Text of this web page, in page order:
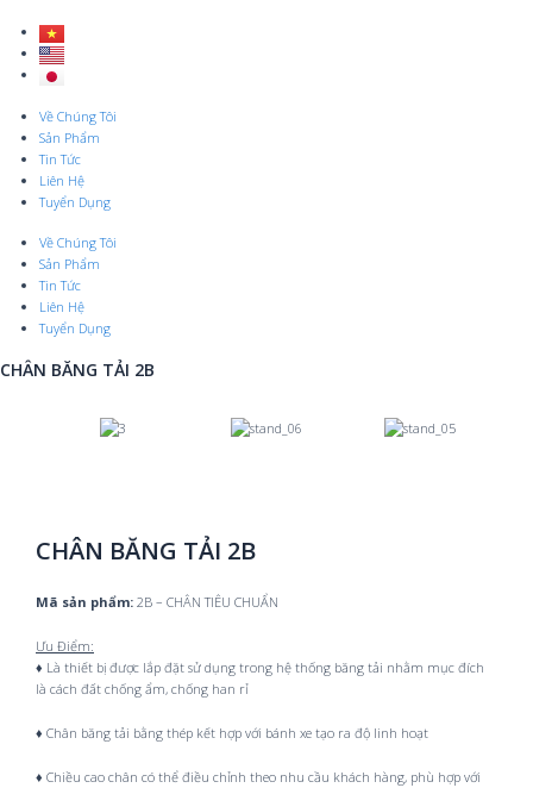
content
Về Chúng Tôi
Sản Phẩm
Tin Tức
Liên Hệ
Tuyển Dụng
Menu
Về Chúng Tôi
Sản Phẩm
Tin Tức
Liên Hệ
Tuyển Dụng
CHÂN BĂNG TẢI 2B
Previous
CHÂN BĂNG TẢI 2B
Mã sản phẩm: 2B – CHÂN TIÊU CHUẨN
Ưu Điểm:
♦ Là thiết bị được lắp đặt sử dụng trong hệ thống băng tải nhằm mục đích
là cách đất chống ẩm, chống han rỉ
♦ Chân băng tải bằng thép kết hợp với bánh xe tạo ra độ linh hoạt
♦ Chiều cao chân có thể điều chỉnh theo nhu cầu khách hàng, phù hợp với